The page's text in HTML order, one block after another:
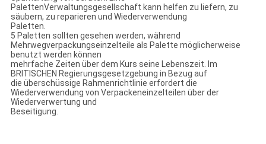
PalettenVerwaltungsgesellschaft kann helfen zu liefern, zu
säubern, zu reparieren und Wiederverwendung
Paletten.
5 Paletten sollten gesehen werden, während
Mehrwegverpackungseinzelteile als Palette möglicherweise
benutzt werden können
mehrfache Zeiten über dem Kurs seine Lebenszeit. Im
BRITISCHEN Regierungsgesetzgebung in Bezug auf
die überschüssige Rahmenrichtlinie erfordert die
Wiederverwendung von Verpackeneinzelteilen über der
Wiederverwertung und
Beseitigung.